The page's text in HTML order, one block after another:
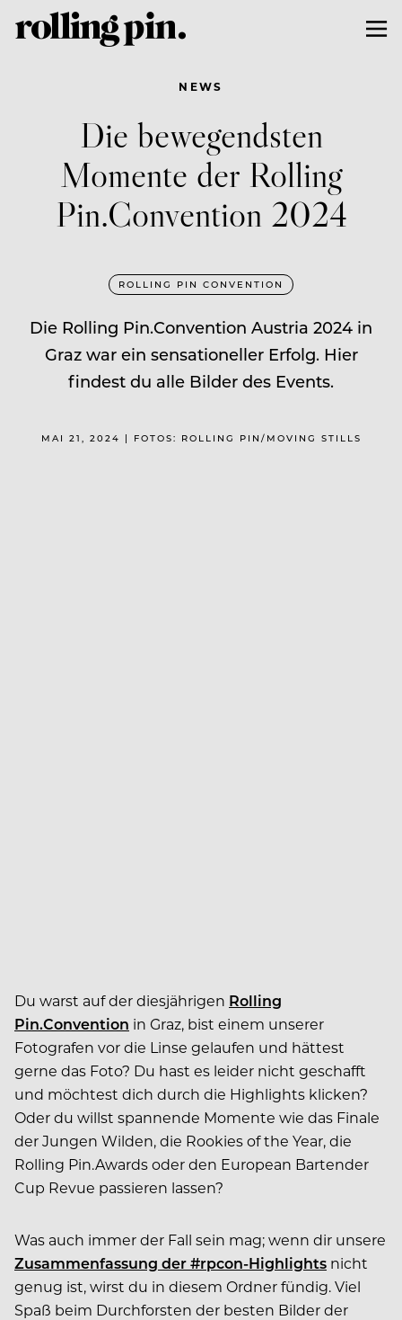
NEWS
Die bewegendsten
Momente der Rolling
Pin.Convention 2024
ROLLING PIN CONVENTION
Die Rolling Pin.Convention Austria 2024 in
Graz war ein sensationeller Erfolg. Hier
findest du alle Bilder des Events.
MAI 21, 2024 | FOTOS: ROLLING PIN/MOVING STILLS
Du warst auf der diesjährigen Rolling
Pin.Convention in Graz, bist einem unserer
Fotografen vor die Linse gelaufen und hättest
gerne das Foto? Du hast es leider nicht geschafft
und möchtest dich durch die Highlights klicken?
Oder du willst spannende Momente wie das Finale
der Jungen Wilden, die Rookies of the Year, die
Rolling Pin.Awards oder den European Bartender
Cup Revue passieren lassen?
Was auch immer der Fall sein mag; wenn dir unsere
Zusammenfassung der #rpcon-Highlights nicht
genug ist, wirst du in diesem Ordner fündig. Viel
Spaß beim Durchforsten der besten Bilder der